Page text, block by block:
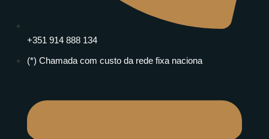
+351 914 888 134
(*) Chamada com custo da rede fixa naciona